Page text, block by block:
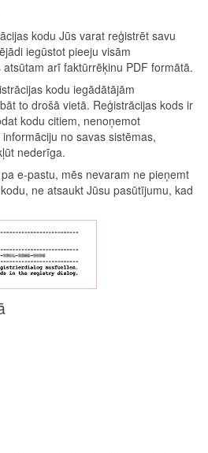
kodu Jūs varat reģistrēt savu
iegūstot pieeju visām
arī faktūrrēķinu PDF formātā.
kodu iegādātājām
to drošā vietā. Reģistrācijas kods ir
kodu citiem, nenoņemot
no savas sistēmas,
nederīga.
e-pastu, mēs nevaram ne pieņemt
ne atsaukt Jūsu pasūtījumu, kad